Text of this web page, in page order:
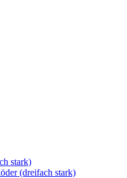
stark)
(dreifach stark)